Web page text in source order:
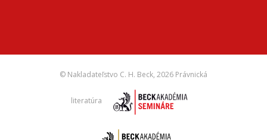
© Nakladateľstvo C. H. Beck, 2026 Právnická
literatúra